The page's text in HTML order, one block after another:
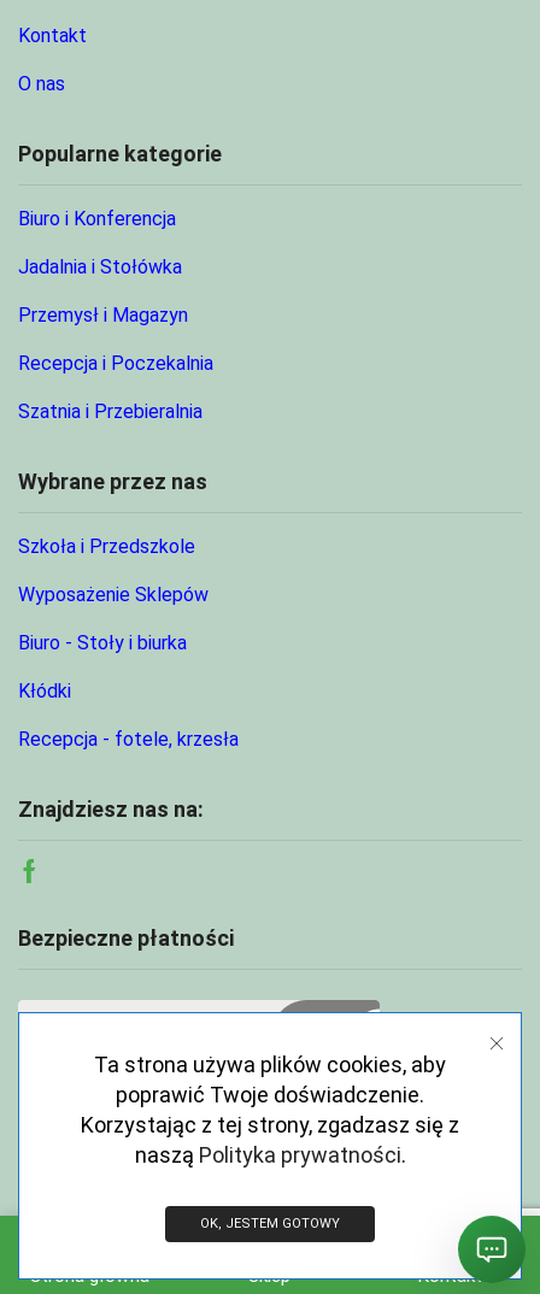
Kontakt
O nas
Popularne kategorie
Biuro i Konferencja
Jadalnia i Stołówka
Przemysł i Magazyn
Recepcja i Poczekalnia
Szatnia i Przebieralnia
Wybrane przez nas
Szkoła i Przedszkole
Wyposażenie Sklepów
Biuro - Stoły i biurka
Kłódki
Recepcja - fotele, krzesła
Znajdziesz nas na:
Facebook
Bezpieczne płatności
Strona główna Sklep Kontakt
Ta strona używa plików cookies, aby
poprawić Twoje doświadczenie.
Korzystając z tej strony, zgadzasz się z
naszą Polityka prywatności.
OK, JESTEM GOTOWY